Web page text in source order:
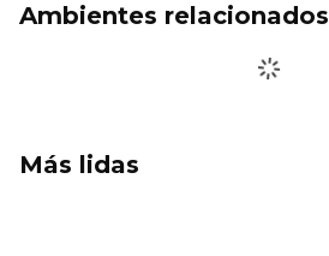
Ambientes relacionados
Más lidas